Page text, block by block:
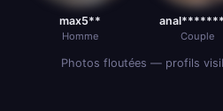
max5**
Homme Couple
Photos floutées — profils